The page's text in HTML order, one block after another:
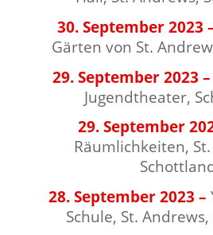
30. September 2023
Gärten von St.
29. September 2023 –
Jugendtheater,
29. September
Räumlichkeiten,
28. September 2023 –
Schule, St.